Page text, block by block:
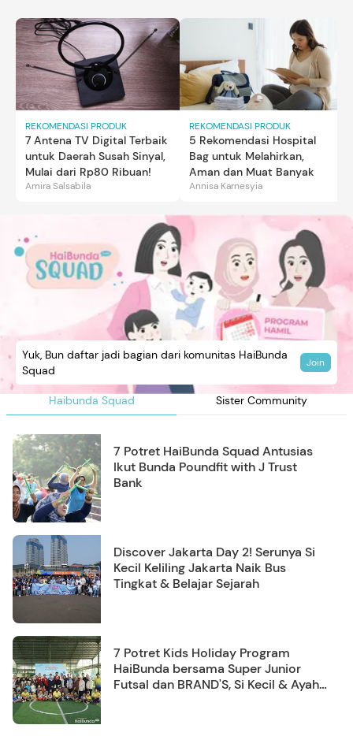
REKOMENDASI PRODUK
7 Antena TV Digital Terbaik
untuk Daerah Susah Sinyal,
Mulai dari Rp80 Ribuan!
Amira Salsabila
REKOMENDASI PRODUK
5 Rekomendasi Hospital
Bag untuk Melahirkan,
Aman dan Muat Banyak
Annisa Karnesyia
Haibunda Squad Sister Community
Yuk, Bun daftar jadi bagian dari komunitas HaiBunda
Squad
Join
7 Potret HaiBunda Squad Antusias
Ikut Bunda Poundfit with J Trust
Bank
Discover Jakarta Day 2! Serunya Si
Kecil Keliling Jakarta Naik Bus
Tingkat & Belajar Sejarah
7 Potret Kids Holiday Program
HaiBunda bersama Super Junior
Futsal dan BRAND'S, Si Kecil & Ayah